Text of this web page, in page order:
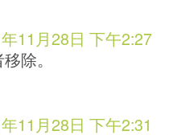
11月28日 下午2:27
除。
11月28日 下午2:31